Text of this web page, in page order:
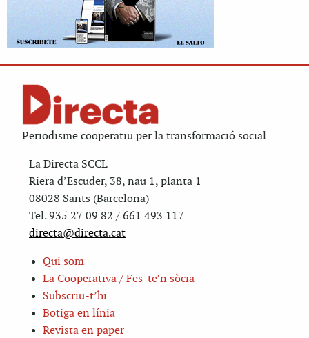
Periodisme cooperatiu per la transformació social
La Directa SCCL
Riera d’Escuder, 38, nau 1, planta 1
08028 Sants (Barcelona)
Tel. 935 27 09 82 / 661 493 117
directa@directa.cat
Qui som
La Cooperativa / Fes-te’n sòcia
Subscriu-t’hi
Botiga en línia
Revista en paper